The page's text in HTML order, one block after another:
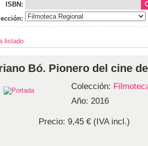
ISBN:
listado
Bó. Pionero del cine
Colección:
Año: 2016
Precio: 9,45 € (IVA incl.)